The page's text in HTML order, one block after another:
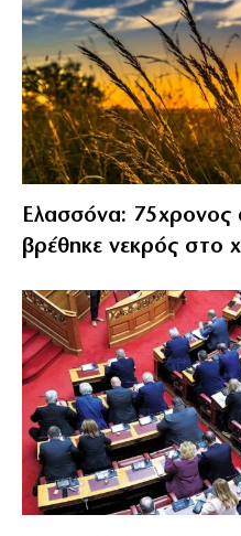
Ελασσόνα: 75χρονος
βρέθηκε νεκρός στο